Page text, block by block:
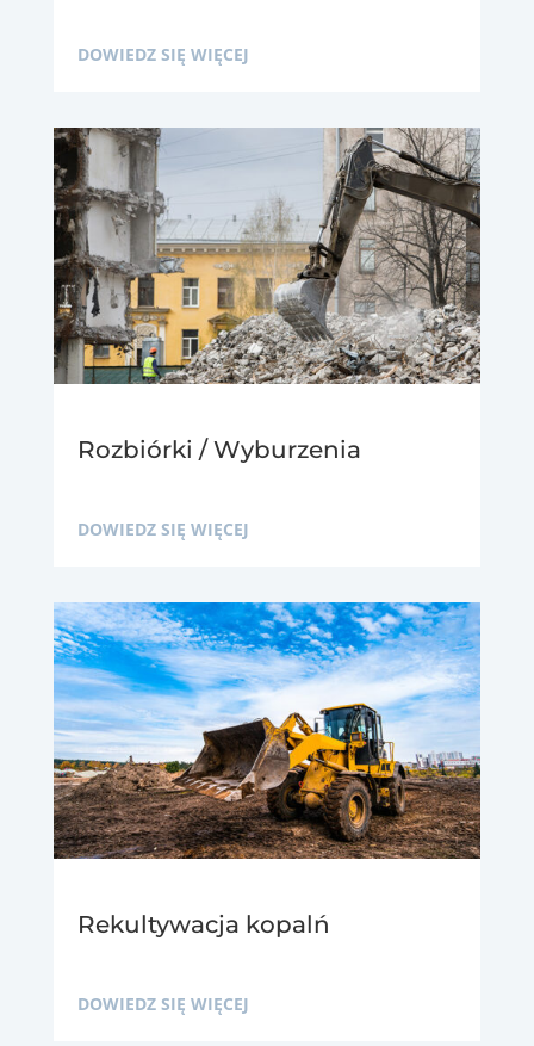
DOWIEDZ SIĘ WIĘCEJ
Rozbiórki / Wyburzenia
DOWIEDZ SIĘ WIĘCEJ
Rekultywacja kopalń
DOWIEDZ SIĘ WIĘCEJ